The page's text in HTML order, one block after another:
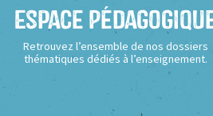
Espace
Retrouvez l’ensemble de nos dossiers
thématiques dédiés à l’enseignement.